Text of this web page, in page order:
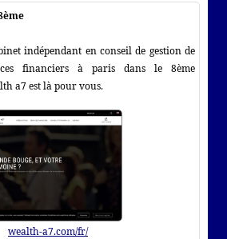
indépendant en conseil de gestion de
financiers à paris dans le 8ème
a7 est là pour vous.
wealth-a7.com/fr/